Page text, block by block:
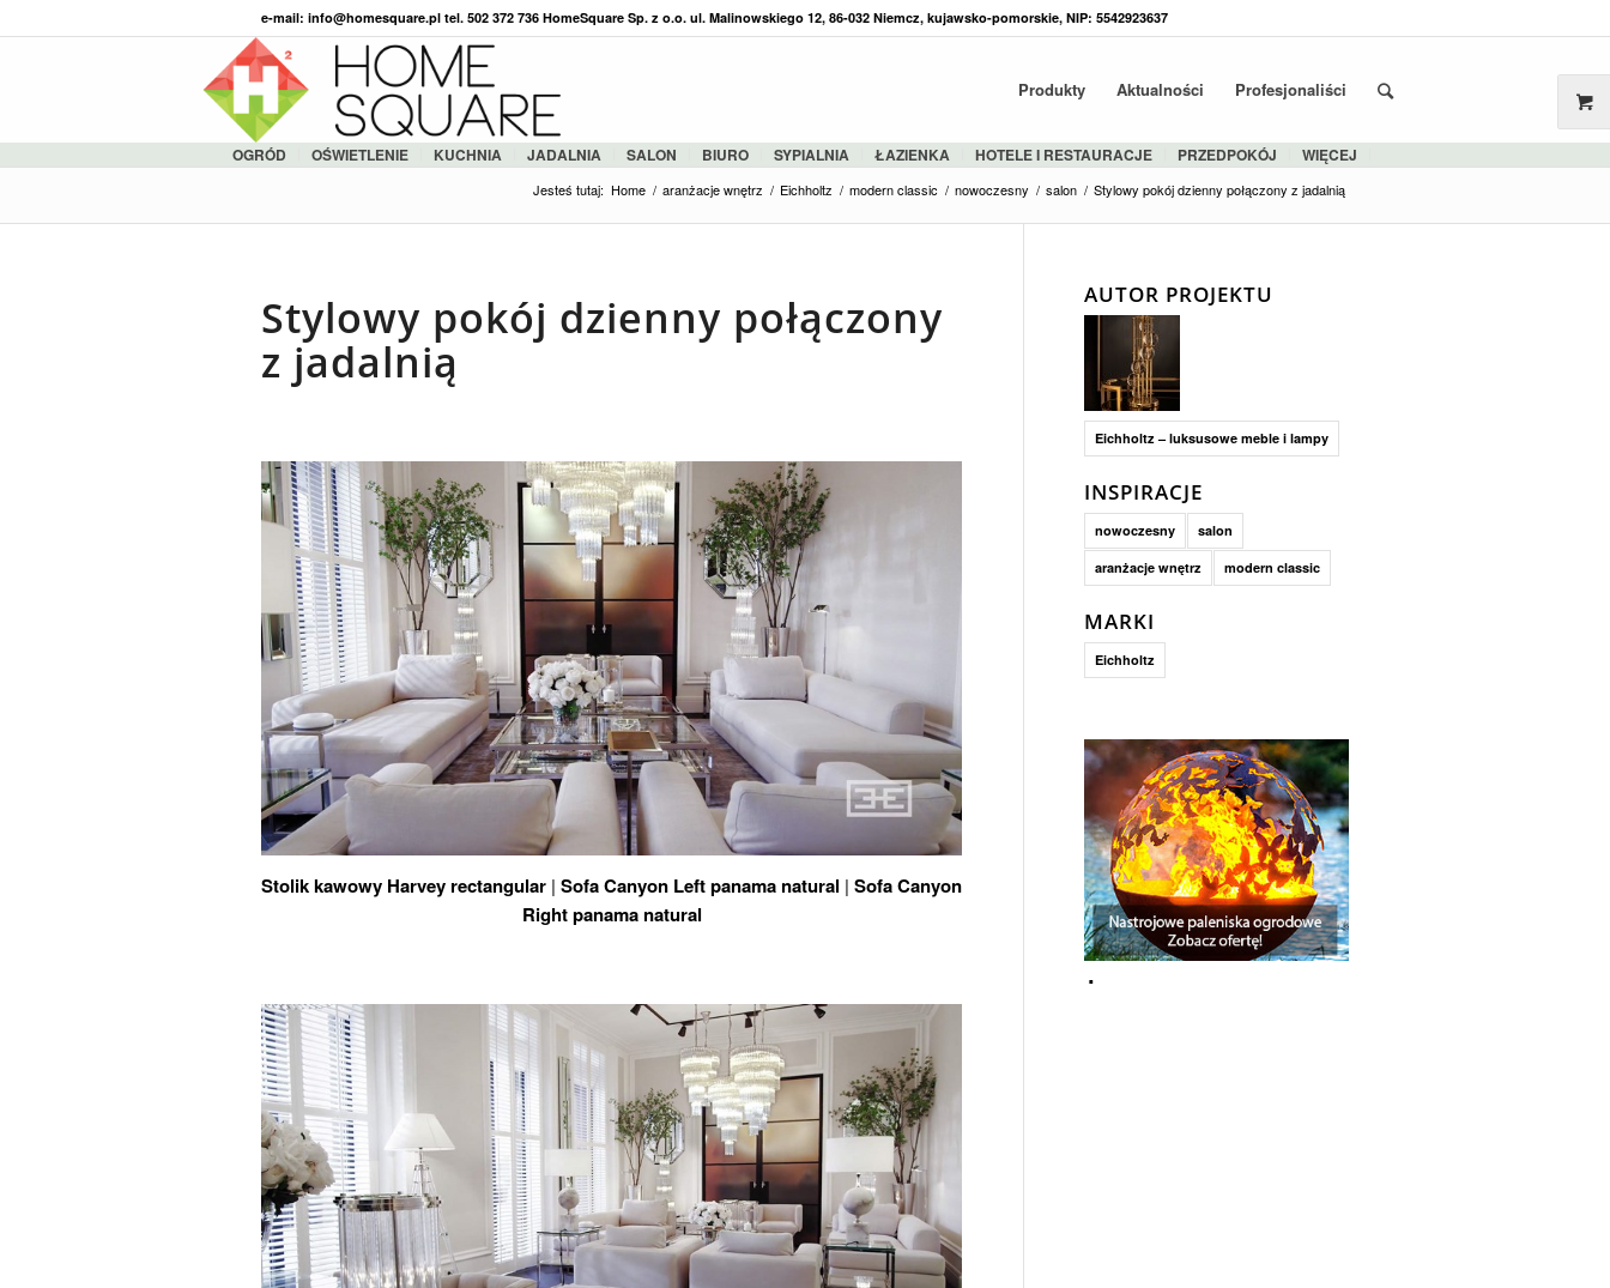
e-mail: info@homesquare.pl tel. 502 372 736 HomeSquare Sp. z o.o. ul. Malinowskiego 12, 86-032 Niemcz, kujawsko-pomorskie, NIP: 5542923637
Produkty Aktualności Profesjonaliści
OGRÓD OŚWIETLENIE KUCHNIA JADALNIA SALON BIURO SYPIALNIA ŁAZIENKA HOTELE I RESTAURACJE PRZEDPOKÓJ WIĘCEJ
Jesteś tutaj: Home / aranżacje wnętrz / Eichholtz / modern classic / nowoczesny / salon / Stylowy pokój dzienny połączony z jadalnią
Stylowy pokój dzienny połączony
z jadalnią
Stolik kawowy Harvey rectangular |Sofa Canyon Left panama natural |Sofa Canyon
Right panama natural
AUTOR PROJEKTU
Eichholtz – luksusowe meble i lampy
INSPIRACJE
nowoczesny salon
aranżacje wnętrz modern classic
MARKI
Eichholtz